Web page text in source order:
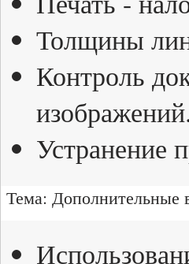
Толщины
Контроль
Устранение
Тема: Дополнительные